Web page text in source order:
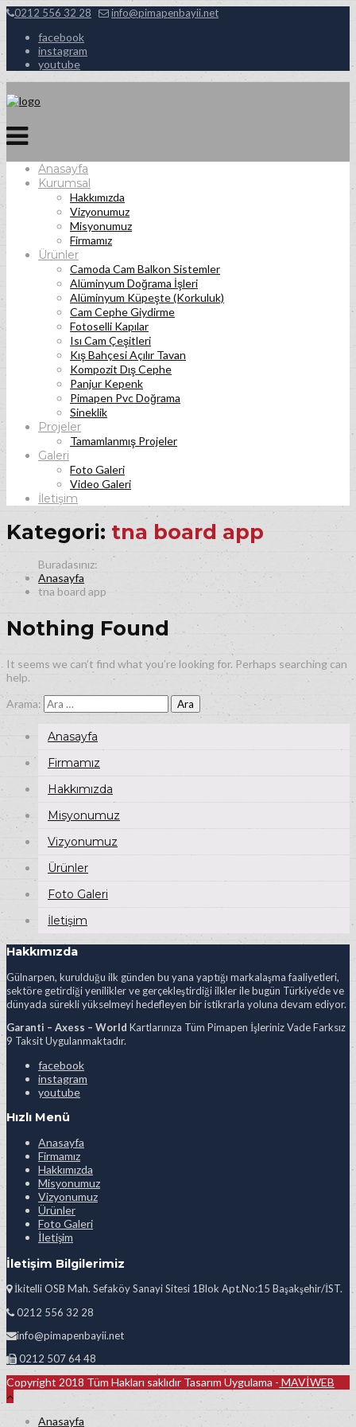
0212 556 32 28 info@pimapenbayii.net
facebook
instagram
youtube
Anasayfa
Kurumsal
Hakkımızda
Vizyonumuz
Misyonumuz
Firmamız
Ürünler
Camoda Cam Balkon Sistemler
Alüminyum Doğrama İşleri
Alüminyum Küpeşte (Korkuluk)
Cam Cephe Giydirme
Fotoselli Kapılar
Isı Cam Çeşitleri
Kış Bahçesi Açılır Tavan
Kompozit Dış Cephe
Panjur Kepenk
Pimapen Pvc Doğrama
Sineklik
Projeler
Tamamlanmış Projeler
Galeri
Foto Galeri
Video Galeri
İletişim
Kategori: tna board app
Anasayfa
tna board app
Nothing Found
It seems we can’t find what you’re looking for. Perhaps searching can
help.
Arama:
Anasayfa
Firmamız
Hakkımızda
Misyonumuz
Vizyonumuz
Ürünler
Foto Galeri
İletişim
Hakkımızda
Gülnarpen, kurulduğu ilk günden bu yana yaptığı markalaşma faaliyetleri,
sektöre getirdiği yenilikler ve gerçekleştirdiği ilkler ile bugün Türkiye’de ve
dünyada sürekli yükselmeyi hedefleyen bir istikrarla yoluna devam ediyor.
Garanti – Axess – World Kartlarınıza Tüm Pimapen İşleriniz Vade Farksız
9 Taksit Uygulanmaktadır.
facebook
instagram
youtube
Hızlı Menü
Anasayfa
Firmamız
Hakkımızda
Misyonumuz
Vizyonumuz
Ürünler
Foto Galeri
İletişim
İletişim Bilgilerimiz
İkitelli OSB Mah. Sefaköy Sanayi Sitesi 1Blok Apt.No:15 Başakşehir/İST.
0212 556 32 28
info@pimapenbayii.net
0212 507 64 48
Copyright 2018 Tüm Hakları saklıdır Tasarım Uygulama - MAVİWEB
Anasayfa